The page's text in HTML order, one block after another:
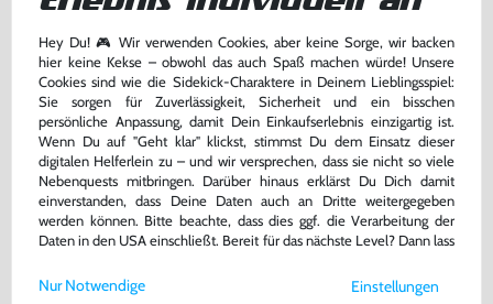
Hey Du! 🎮 Wir verwenden Cookies, aber keine Sorge, wir backen
hier keine Kekse – obwohl das auch Spaß machen würde! Unsere
Cookies sind wie die Sidekick-Charaktere in Deinem Lieblingsspiel:
Sie sorgen für Zuverlässigkeit, Sicherheit und ein bisschen
persönliche Anpassung, damit Dein Einkaufserlebnis einzigartig ist.
Wenn Du auf "Geht klar" klickst, stimmst Du dem Einsatz dieser
digitalen Helferlein zu – und wir versprechen, dass sie nicht so viele
Nebenquests mitbringen. Darüber hinaus erklärst Du Dich damit
einverstanden, dass Deine Daten auch an Dritte weitergegeben
werden können. Bitte beachte, dass dies ggf. die Verarbeitung der
Daten in den USA einschließt. Bereit für das nächste Level? Dann lass
Weitere Informationen zu den von uns verwendeten Cookies und
Einstellungen
Nur Notwendige